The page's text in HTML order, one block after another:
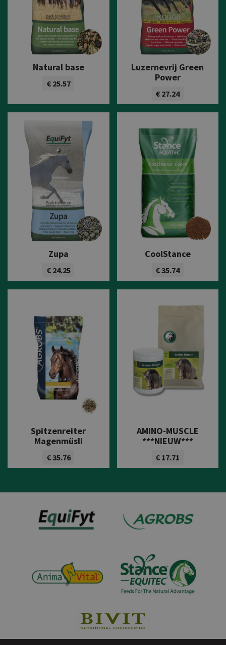
Natural base
€ 25.57
Luzernevrij Green
Power
€ 27.24
Bekijk product
Zupa
€ 24.25
Bekijk product
CoolStance
€ 35.74
Bekijk product
Spitzenreiter
Magenmüsli
€ 35.76
Bekijk product
AMINO-MUSCLE
***NIEUW***
€ 17.71
Bekijk product